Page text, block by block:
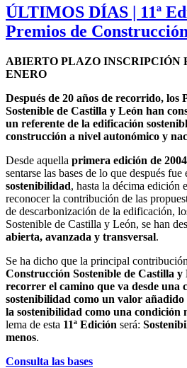
ÚLTIMOS DÍAS | 11ª
Premios de
ABIERTO PLAZO INSCRIPCIÓN
ENERO
Después de 20 años de recorrido, los
Sostenible de Castilla y León han
un referente de la edificación
construcción a nivel autonómico y
Desde aquella primera edición de 2004
sentarse las bases de lo que después
sostenibilidad, hasta la décima edición
reconocer la contribución de las
de descarbonización de la edificación,
Sostenible de Castilla y León, se han
abierta, avanzada y transversal.
Se ha dicho que la principal
Construcción Sostenible de Castilla
recorrer el camino que va desde una
sostenibilidad como un valor
la sostenibilidad como una condición
lema de esta 11ª Edición será:
menos.
Consulta las bases